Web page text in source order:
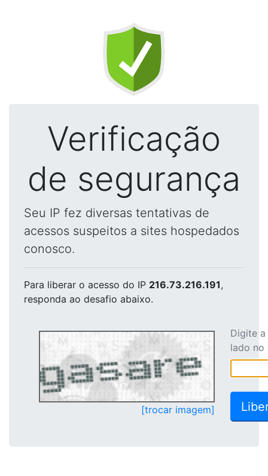
Verificação
de segurança
Seu IP fez diversas tentativas de
acessos suspeitos a sites hospedados
conosco.
Para liberar o acesso do IP 216.73.216.191,
responda ao desafio abaixo.
[trocar imagem]
Digite
lado no